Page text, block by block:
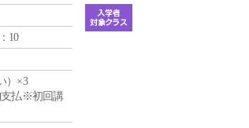
10
）×3
支払※初回講